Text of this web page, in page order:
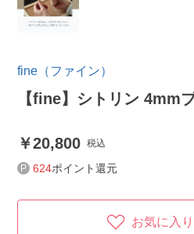
fine（ファイン）
【fine】シトリン 4mm
20,800 税込
624ポイント還元
お気に入